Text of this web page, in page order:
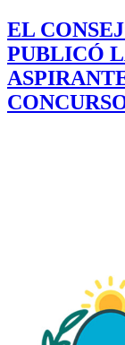
EL
PUBLICÓ